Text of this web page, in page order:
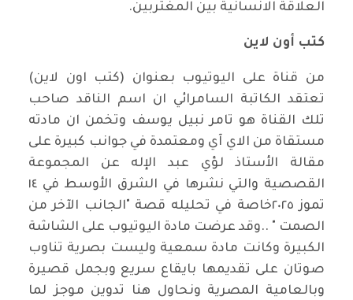
العلاقة الانسانية بين المغتربين.
كتب أون لاين
من قناة على اليوتيوب بعنوان (كتب اون لاين)
تعتقد الكاتبة السامرائي ان اسم الناقد صاحب
تلك القناة هو تامر نبيل يوسف وتخمن ان مادته
مستقاة من الاي آي ومعتمدة في جوانب كبيرة على
مقالة الأستاذ لؤي عبد الإله عن المجموعة
القصصية والتي نشرها في الشرق الأوسط في ١٤
تموز ٢٠٢٥خاصة في تحليله قصة "الجانب الآخر من
الصمت " ..وقد عرضت مادة اليوتيوب على الشاشة
الكبيرة وكانت مادة سمعية وليست بصرية تناوب
صوتان على تقديمها بايقاع سريع وبجمل قصيرة
وبالعامية المصرية ونحاول هنا تدوين موجز لما